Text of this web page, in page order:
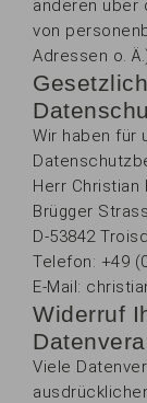
anderen über
von
Adressen o.
Wir haben für
Herr Christian
Brügger
D-53842
Telefon: +49
E-Mail:
Widerruf
Viele